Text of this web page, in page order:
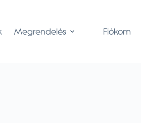
Megrendelés Fiókom